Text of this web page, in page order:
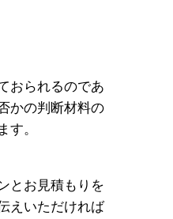
おられるのであ
かの判断材料の
す。
とお見積もりを
えいただければ